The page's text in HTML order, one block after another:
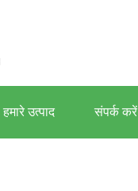
हमारे उत्पाद संपर्क करें